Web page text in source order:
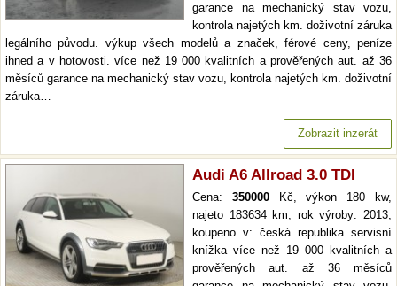
garance na mechanický stav vozu,
kontrola najetých km. doživotní záruka
legálního původu. výkup všech modelů a značek, férové ceny, peníze
ihned a v hotovosti. více než 19 000 kvalitních a prověřených aut. až 36
měsíců garance na mechanický stav vozu, kontrola najetých km. doživotní
záruka…
Zobrazit inzerát
Audi A6 Allroad 3.0 TDI
Cena: 350000Kč, výkon 180 kw,
najeto 183634 km, rok výroby: 2013,
koupeno v: česká republika servisní
knížka více než 19 000 kvalitních a
prověřených aut. až 36 měsíců